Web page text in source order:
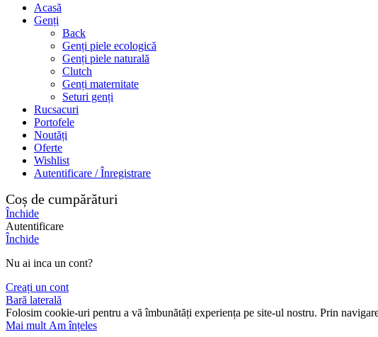
Acasă
Genți
Back
Genți piele ecologică
Genți piele naturală
Clutch
Genți maternitate
Seturi genți
Rucsacuri
Portofele
Noutăți
Oferte
Wishlist
Autentificare / Înregistrare
Coș de cumpărături
Închide
Autentificare
Închide
Nu ai inca un cont?
Creați un cont
Bară laterală
Folosim cookie-uri pentru a vă îmbunătăți experiența pe site-ul nostru. Prin
Mai mult Am înțeles